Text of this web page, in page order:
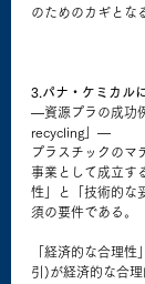
のためのカギとな
3.パナ・ケミカル
―資源プラの成功
recycling」―
プラスチックのマ
事業として成立す
性」と「技術的な
須の要件である。
「経済的な合理
引)が経済的な合